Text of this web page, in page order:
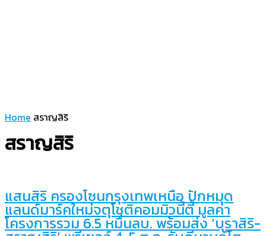
Home สราญสิริ
สราญสิริ
แสนสิริ ครองโซนกรุงเทพเหนือ ปักหมุด
แลนด์มาร์คใหม่จตุโชติคอมมิวนี้ตี้ มูลค่า
โครงการรวม 6.5 หมื่นลบ. พร้อมส่ง ‘บุราสิริ-